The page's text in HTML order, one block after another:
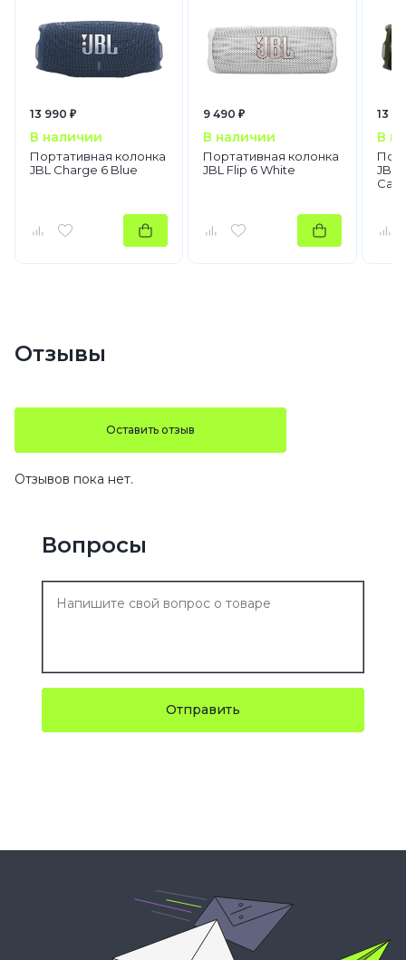
13 990 ₽
В наличии
Портативная колонка
JBL Charge 6 Blue
9 490 ₽
В наличии
Портативная колонка
JBL Flip 6 White
13
В
JBL
Отзывы
Оставить отзыв
Отзывов пока нет.
Вопросы
Отправить